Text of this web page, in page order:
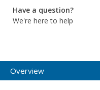
Have a question?
We're here to help
Overview